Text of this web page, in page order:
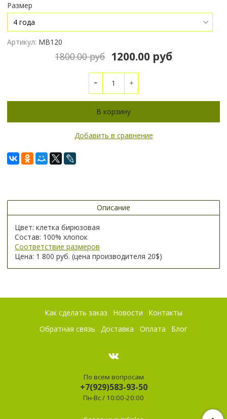
Размер
Артикул: МВ120
1800.00 руб 1200.00 руб
В корзину
Добавить в сравнение
Описание
Цвет: клетка бирюзовая
Состав: 100% хлопок
Соответствие размеров
Цена: 1 800 руб. (цена производителя 20$)
Как сделать заказ Новости
Контакты
Обратная связь
Доставка Оплата Блог
По всем вопросам
+7(929)583-93-50
Пн-Вс / 10:00-20:00